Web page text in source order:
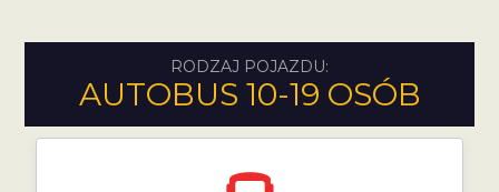
RODZAJ POJAZDU:
AUTOBUS 10-19 OSÓB